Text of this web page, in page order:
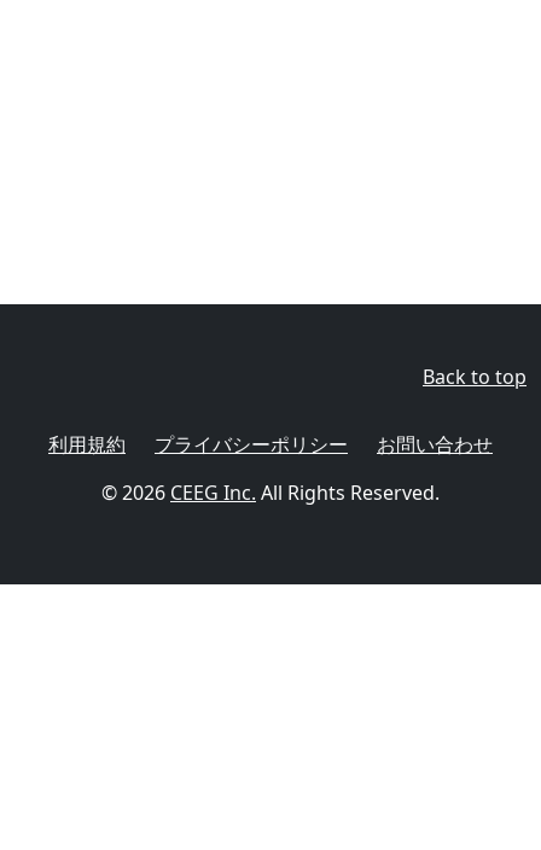
Back to top
利用規約 プライバシーポリシー
お問い合わせ
© 2026 CEEG Inc. All Rights Reserved.